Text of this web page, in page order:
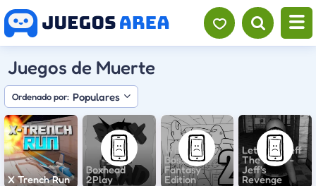
Juegos de Muerte
Ordenado por: Populares
X Trench Run
Boxhead
2Play
Whack Your
Boss 2:
Fantasy
Edition
Let's Kill Jeff
The Killer -
Jeff's
Revenge